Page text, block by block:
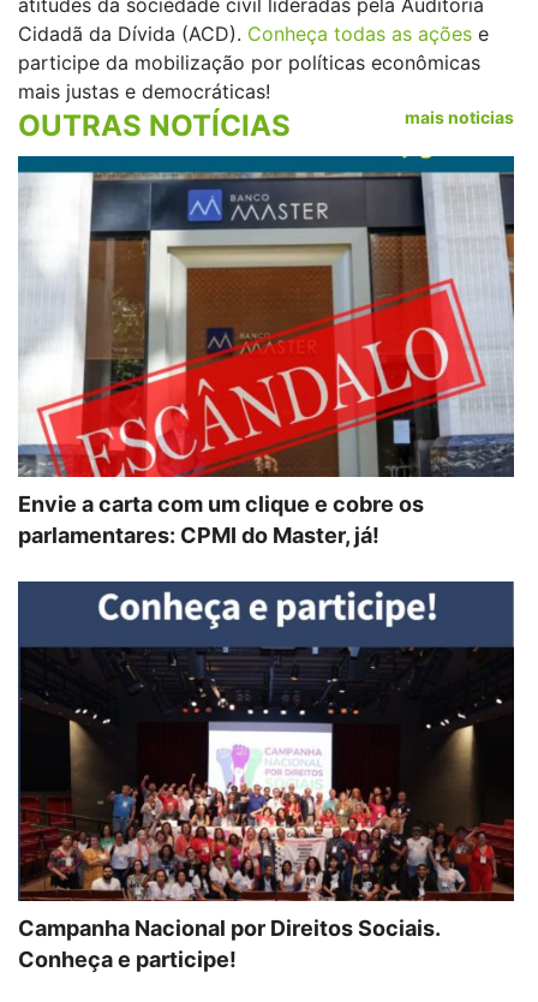
atitudes da sociedade civil lideradas pela Auditoria
Cidadã da Dívida (ACD). Conheça todas as ações e
participe da mobilização por políticas econômicas
mais justas e democráticas!
OUTRAS NOTÍCIAS mais noticias
Envie a carta com um clique e cobre os
parlamentares: CPMI do Master, já!
Campanha Nacional por Direitos Sociais.
Conheça e participe!